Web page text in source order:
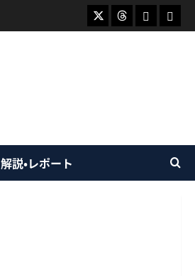
X ThreadsBluesky
解説・レポート